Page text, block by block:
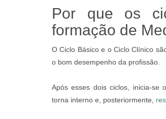
Por que os
formação de
O Ciclo Básico e o Ciclo Clínico
o bom desempenho da profissão.
Após esses dois ciclos, inicia-se
torna interno e, posteriormente,